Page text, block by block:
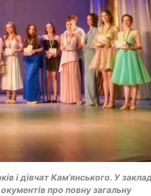
і дівчат Кам’янського. У
про повну загальну